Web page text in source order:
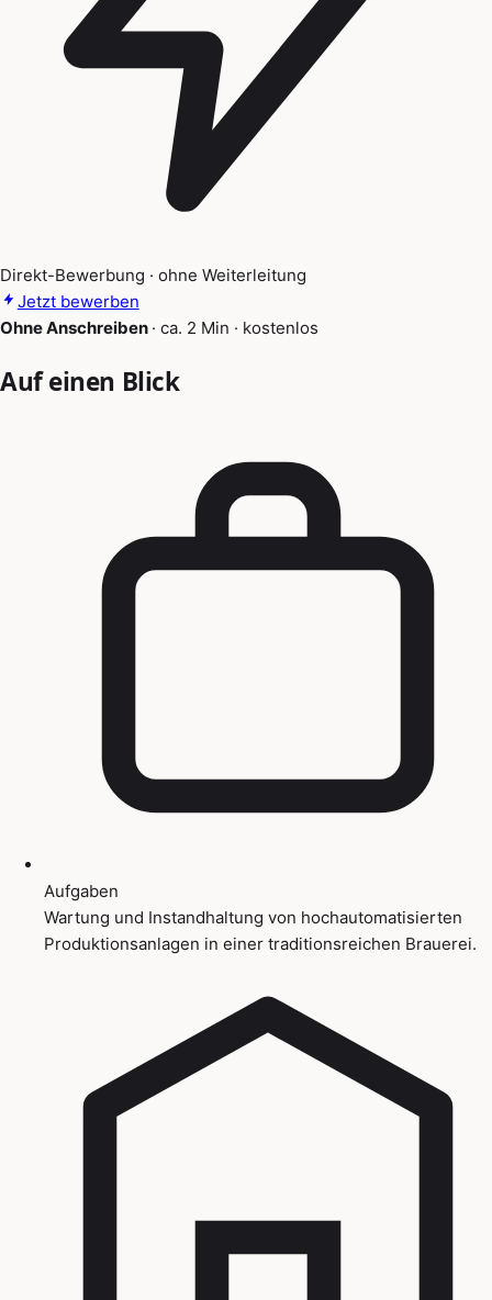
Direkt-Bewerbung · ohne Weiterleitung
Jetzt bewerben
Ohne Anschreiben · ca. 2 Min · kostenlos
Auf einen Blick
Aufgaben
Wartung und Instandhaltung von hochautomatisierten
Produktionsanlagen in einer traditionsreichen Brauerei.